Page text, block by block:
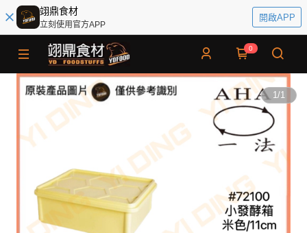
翊鼎食材
立刻使用官方APP
開啟APP
0
1/1